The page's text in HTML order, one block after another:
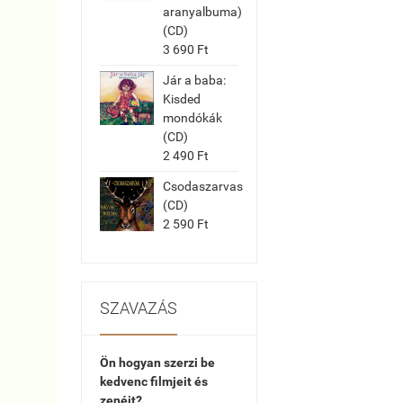
aranyalbuma)
(CD)
3 690 Ft
Jár a baba:
Kisded
mondókák
(CD)
2 490 Ft
Csodaszarvas
(CD)
2 590 Ft
SZAVAZÁS
Ön hogyan szerzi be
kedvenc filmjeit és
zenéit?